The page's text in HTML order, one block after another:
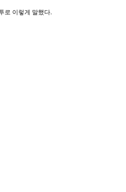
로 이렇게 말했다.